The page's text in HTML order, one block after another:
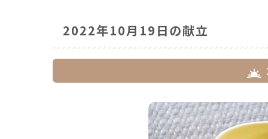
2022年10月19日の献立